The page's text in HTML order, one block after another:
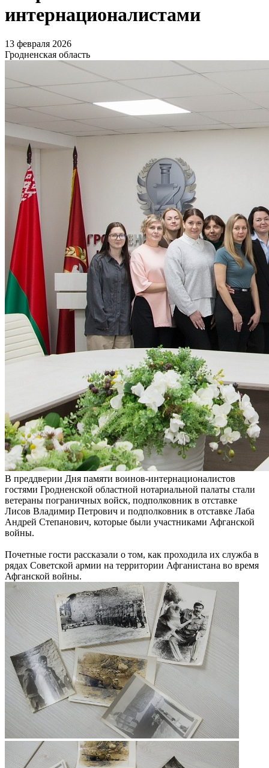
интернационалистами
13 февраля 2026
Гродненская область
В преддверии Дня памяти воинов-интернационалистов
гостями Гродненской областной нотариальной палаты стали
ветераны пограничных войск, подполковник в отставке
Лисов Владимир Петрович и подполковник в отставке Лаба
Андрей Степанович, которые были участниками Афганской
войны.
Почетные гости рассказали о том, как проходила их служба в
рядах Советской армии на территории Афганистана во время
Афганской войны.